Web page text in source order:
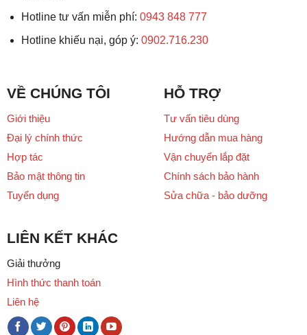
Hotline tư vấn miễn phí: 0943 848 777
Hotline khiếu nại, góp ý: 0902.716.230
VỀ CHÚNG TÔI
Giới thiệu
Đại lý chính thức
Hợp tác
Bảo mật thông tin
Tuyển dụng
HỖ TRỢ
Tư vấn tiêu dùng
Hướng dẫn mua hàng
Vận chuyển lắp đặt
Chính sách bảo hành
Sửa chữa - bảo dưỡng
LIÊN KẾT KHÁC
Giải thưởng
Hình thức thanh toán
Liên hệ